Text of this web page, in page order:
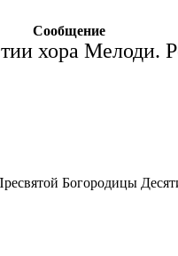
Сообщение
хора Мелоди.
Богородицы